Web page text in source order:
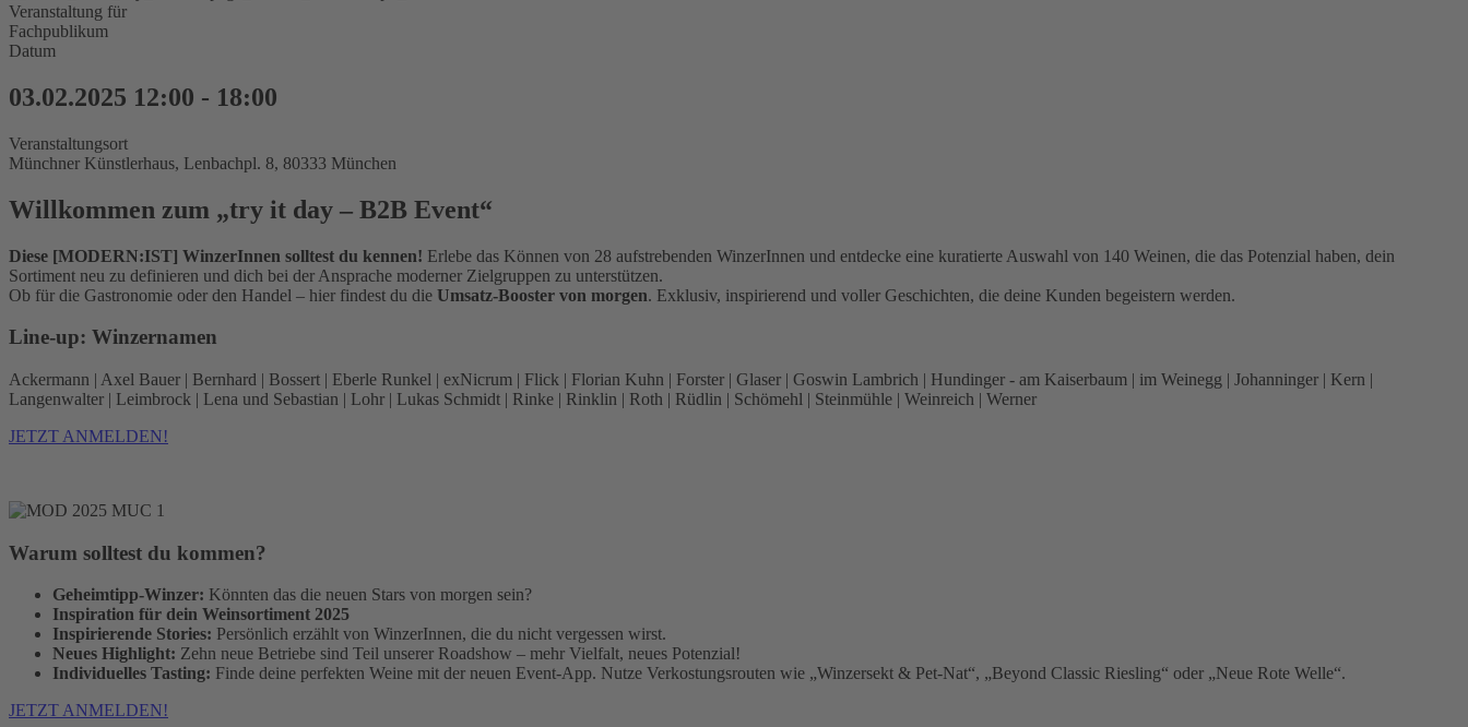
Veranstaltung für
Fachpublikum
Datum
03.02.2025 12:00 - 18:00
Veranstaltungsort
Münchner Künstlerhaus, Lenbachpl. 8, 80333 München
Willkommen zum „try it day – B2B Event“
Diese [MODERN:IST] WinzerInnen solltest du kennen! Erlebe das Können von 28 aufstrebenden WinzerInnen und entdecke eine kuratierte Auswahl von 140 Weinen, die das Potenzial haben, dein
Sortiment neu zu definieren und dich bei der Ansprache moderner Zielgruppen zu unterstützen.
Ob für die Gastronomie oder den Handel – hier findest du die Umsatz-Booster von morgen. Exklusiv, inspirierend und voller Geschichten, die deine Kunden begeistern werden.
Line-up: Winzernamen
Ackermann | Axel Bauer | Bernhard | Bossert | Eberle Runkel | exNicrum | Flick | Florian Kuhn | Forster | Glaser | Goswin Lambrich | Hundinger - am Kaiserbaum | im Weinegg | Johanninger | Kern |
Langenwalter | Leimbrock | Lena und Sebastian | Lohr | Lukas Schmidt | Rinke | Rinklin | Roth | Rüdlin | Schömehl | Steinmühle | Weinreich | Werner
JETZT ANMELDEN!
Warum solltest du kommen?
Geheimtipp-Winzer: Könnten das die neuen Stars von morgen sein?
Inspiration für dein Weinsortiment 2025
Inspirierende Stories: Persönlich erzählt von WinzerInnen, die du nicht vergessen wirst.
Neues Highlight: Zehn neue Betriebe sind Teil unserer Roadshow – mehr Vielfalt, neues Potenzial!
Individuelles Tasting: Finde deine perfekten Weine mit der neuen Event-App. Nutze Verkostungsrouten wie „Winzersekt & Pet-Nat“, „Beyond Classic Riesling“ oder „Neue Rote Welle“.
JETZT ANMELDEN!